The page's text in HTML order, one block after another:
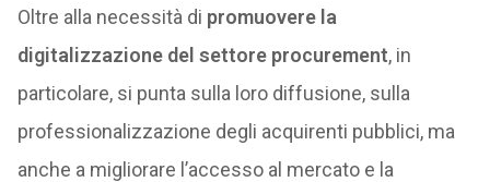
Oltre alla necessità di promuovere la
digitalizzazione del settore procurement, in
particolare, si punta sulla loro diffusione, sulla
professionalizzazione degli acquirenti pubblici, ma
anche a migliorare l’accesso al mercato e la